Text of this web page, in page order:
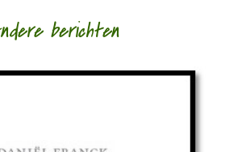
berichten